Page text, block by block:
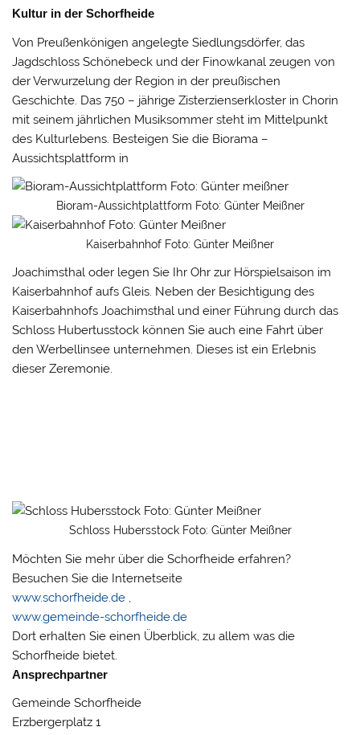
Kultur in der Schorfheide
Von Preußenkönigen angelegte Siedlungsdörfer, das
Jagdschloss Schönebeck und der Finowkanal zeugen von
der Verwurzelung der Region in der preußischen
Geschichte. Das 750 – jährige Zisterzienserkloster in Chorin
mit seinem jährlichen Musiksommer steht im Mittelpunkt
des Kulturlebens. Besteigen Sie die Biorama –
Aussichtsplattform in
Bioram-Aussichtplattform Foto: Günter Meißner
Kaiserbahnhof Foto: Günter Meißner
Joachimsthal oder legen Sie Ihr Ohr zur Hörspielsaison im
Kaiserbahnhof aufs Gleis. Neben der Besichtigung des
Kaiserbahnhofs Joachimsthal und einer Führung durch das
Schloss Hubertusstock können Sie auch eine Fahrt über
den Werbellinsee unternehmen. Dieses ist ein Erlebnis
dieser Zeremonie.
Schloss Hubersstock Foto: Günter Meißner
Möchten Sie mehr über die Schorfheide erfahren?
Besuchen Sie die Internetseite
www.schorfheide.de ,
www.gemeinde-schorfheide.de
Dort erhalten Sie einen Überblick, zu allem was die
Schorfheide bietet.
Ansprechpartner
Gemeinde Schorfheide
Erzbergerplatz 1